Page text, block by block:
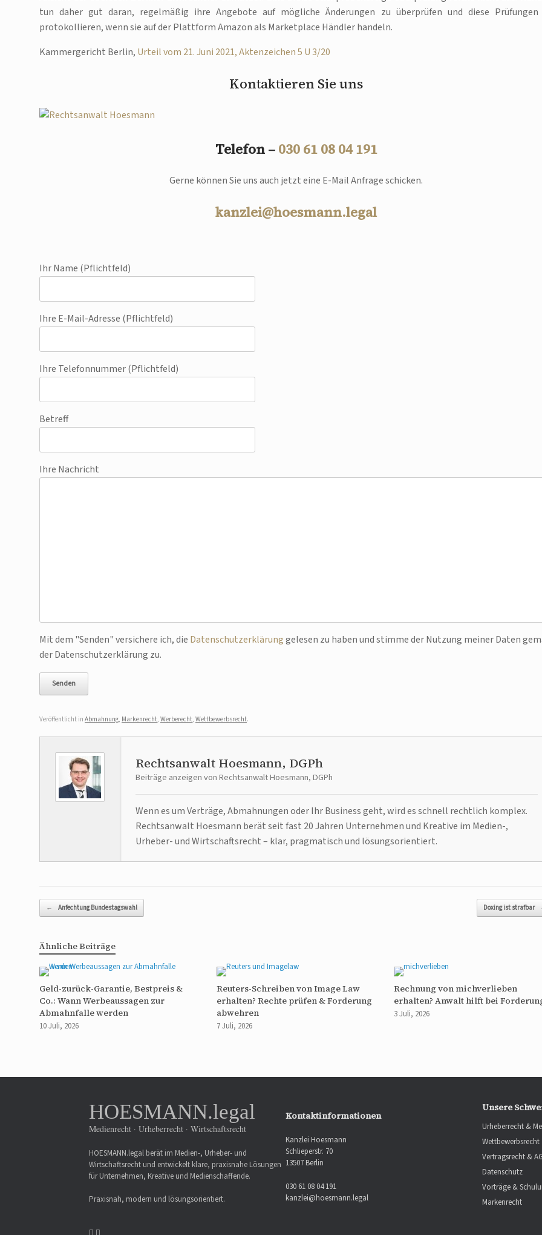
tun daher gut daran, regelmäßig ihre Angebote auf mögliche Änderungen zu überprüfen und diese Prüfungen
protokollieren, wenn sie auf der Plattform Amazon als Marketplace Händler handeln.
Kammergericht Berlin, Urteil vom 21. Juni 2021, Aktenzeichen 5 U 3/20
Kontaktieren Sie uns
Telefon – 030 61 08 04 191
Gerne können Sie uns auch jetzt eine E-Mail Anfrage schicken.
kanzlei@hoesmann.legal
Ihr Name (Pflichtfeld)
Ihre E-Mail-Adresse (Pflichtfeld)
Ihre Telefonnummer (Pflichtfeld)
Betreff
Ihre Nachricht
Bitte lasse dieses Feld leer.
Mit dem "Senden" versichere ich, die Datenschutzerklärunggelesen zu haben und stimme der Nutzung meiner Daten
der Datenschutzerklärung zu.
Veröffentlicht in Abmahnung, Markenrecht, Werberecht, Wettbewerbsrecht.
Rechtsanwalt Hoesmann, DGPh
Beiträge anzeigen von Rechtsanwalt Hoesmann, DGPh
Wenn es um Verträge, Abmahnungen oder Ihr Business geht, wird es schnell rechtlich komplex.
Rechtsanwalt Hoesmann berät seit fast 20 Jahren Unternehmen und Kreative im Medien-,
Urheber- und Wirtschaftsrecht – klar, pragmatisch und lösungsorientiert.
Beitragsnavigation
← Anfechtung Bundestagswahl Doxing ist strafbar
Ähnliche Beiträge
Geld-zurück-Garantie, Bestpreis &
Co.: Wann Werbeaussagen zur
Abmahnfalle werden
10 Juli, 2026
Reuters-Schreiben von Image Law
erhalten? Rechte prüfen & Forderung
abwehren
7 Juli, 2026
Rechnung von michverlieben
erhalten? Anwalt hilft bei
3 Juli, 2026
HOESMANN.legal
Medienrecht · Urheberrecht · Wirtschaftsrecht
HOESMANN.legal berät im Medien-, Urheber- und
Wirtschaftsrecht und entwickelt klare, praxisnahe Lösungen
für Unternehmen, Kreative und Medienschaffende.
Praxisnah, modern und lösungsorientiert.
Kontaktinformationen
Kanzlei Hoesmann
Schlieperstr. 70
13507 Berlin
030 61 08 04 191
kanzlei@hoesmann.legal
Unsere
Urheberrecht &
Wettbewerbsrecht
Vertragsrecht &
Datenschutz
Vorträge &
Markenrecht